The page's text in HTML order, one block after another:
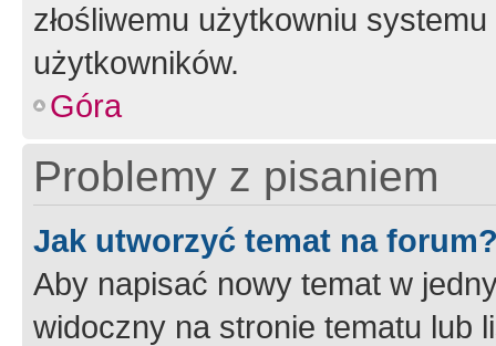
złośliwemu użytkowniu
użytkowników.
Góra
Problemy z pisaniem
Jak utworzyć temat na
Aby napisać nowy temat w
widoczny na stronie tematu lub